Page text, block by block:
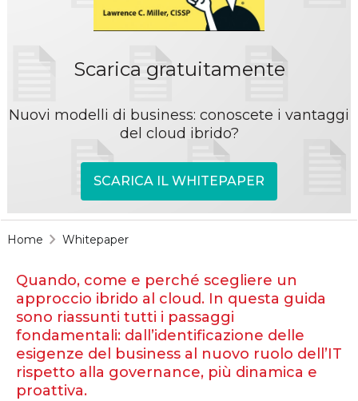
Scarica gratuitamente
Nuovi modelli di business: conoscete i vantaggi
del cloud ibrido?
SCARICA IL WHITEPAPER
Home Whitepaper
Quando, come e perché scegliere un
approccio ibrido al cloud. In questa guida
sono riassunti tutti i passaggi
fondamentali: dall’identificazione delle
esigenze del business al nuovo ruolo dell’IT
rispetto alla governance, più dinamica e
proattiva.